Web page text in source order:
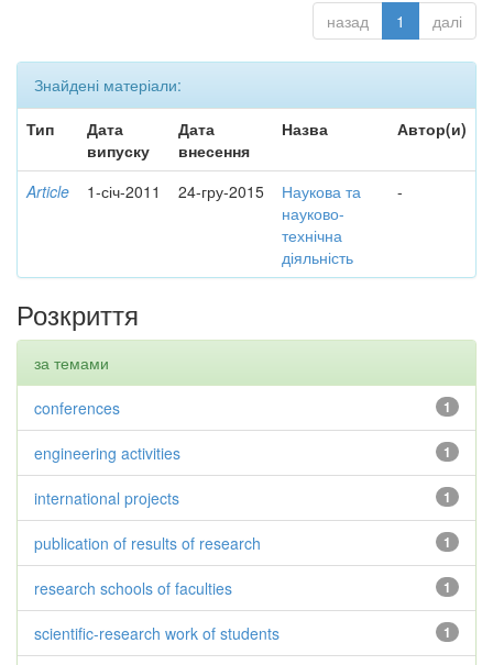
назад 1 далі
Знайдені матеріали:
Тип
Дата
випуску
Дата
внесення
Назва Автор(и)
Article 1-січ-2011 24-гру-2015
Наукова та
науково-
технічна
діяльність
-
Розкриття
за темами
1
conferences
1
engineering activities
1
international projects
1
publication of results of research
1
research schools of faculties
1
scientific-research work of students